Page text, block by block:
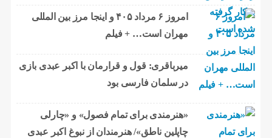
امروز ۶ مرداد ۴۰۵ و اینجا مرز بین المللی
مهران است… + فیلم
میرباقری: قول و قرارمان با اکبر عبدی بازی
در سلمان فارسی بود
«هنرمندی برای تمام فصول» و «چارلی
چاپلین ناطق»/ هنرمندان از نبوغ اکبر عبدی